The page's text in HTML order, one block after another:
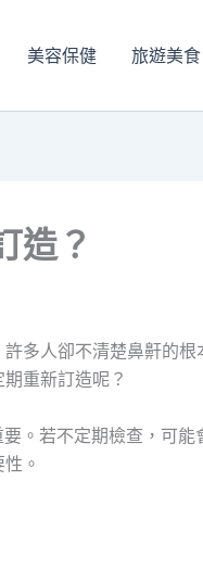
美容保健 旅遊美食
造？
多人卻不清楚鼻鼾的根
重新訂造呢？
。若不定期檢查，可
。